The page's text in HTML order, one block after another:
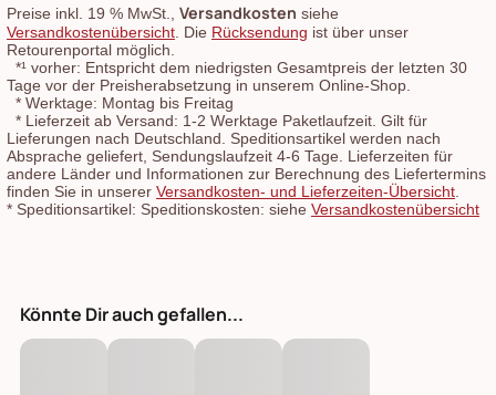
Preise inkl. 19 % MwSt., Versandkosten siehe
Versandkostenübersicht . Die Rücksendung ist über unser
Retourenportal möglich.
*¹ vorher: Entspricht dem niedrigsten Gesamtpreis der letzten 30
Tage vor der Preisherabsetzung in unserem Online-Shop.
* Werktage: Montag bis Freitag
* Lieferzeit ab Versand: 1-2 Werktage Paketlaufzeit. Gilt für
Lieferungen nach Deutschland. Speditionsartikel werden nach
Absprache geliefert, Sendungslaufzeit 4-6 Tage. Lieferzeiten für
andere Länder und Informationen zur Berechnung des Liefertermins
finden Sie in unserer Versandkosten- und Lieferzeiten-Übersicht
* Speditionsartikel: Speditionskosten: siehe Versandkostenübersicht
Könnte Dir auch gefallen...